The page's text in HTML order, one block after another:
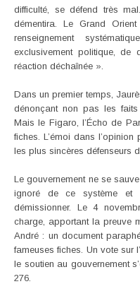
difficulté, se défend très
démentira. Le Grand
renseignement
exclusivement politique,
réaction déchaînée ».
Dans un premier temps,
dénonçant non pas les
Mais le Figaro, l’Écho de
fiches. L’émoi dans
les plus sincères défenseurs
Le gouvernement ne se
ignoré de ce système et
démissionner. Le 4
charge, apportant la preuve
André : un document
fameuses fiches. Un vote sur
le soutien au gouvernement
276.